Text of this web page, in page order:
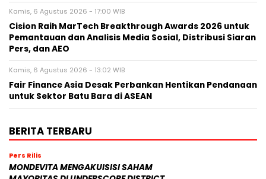
Kamis, 6 Agustus 2026 - 17:00 WIB
Cision Raih MarTech Breakthrough Awards 2026 untuk
Pemantauan dan Analisis Media Sosial, Distribusi Siaran
Pers, dan AEO
Kamis, 6 Agustus 2026 - 13:02 WIB
Fair Finance Asia Desak Perbankan Hentikan Pendanaan
untuk Sektor Batu Bara di ASEAN
BERITA TERBARU
Pers Rilis
MONDEVITA MENGAKUISISI SAHAM